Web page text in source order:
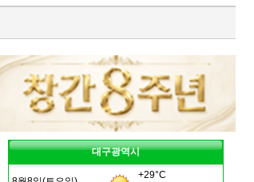
대구광역시